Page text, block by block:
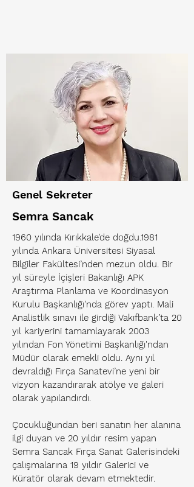
Genel Sekreter
Semra Sancak
1960 yılında Kırıkkale’de doğdu.1981
yılında Ankara Üniversitesi Siyasal
Bilgiler Fakültesi’nden mezun oldu. Bir
yıl süreyle İçişleri Bakanlığı APK
Araştırma Planlama ve Koordinasyon
Kurulu Başkanlığı’nda görev yaptı. Mali
Analistlik sınavı ile girdiği Vakıfbank’ta 20
yıl kariyerini tamamlayarak 2003
yılından Fon Yönetimi Başkanlığı'ndan
Müdür olarak emekli oldu. Aynı yıl
devraldığı Fırça Sanatevi’ne yeni bir
vizyon kazandırarak atölye ve galeri
olarak yapılandırdı.
Çocukluğundan beri sanatın her alanına
ilgi duyan ve 20 yıldır resim yapan
Semra Sancak Fırça Sanat Galerisindeki
çalışmalarına 19 yıldır Galerici ve
Küratör olarak devam etmektedir.